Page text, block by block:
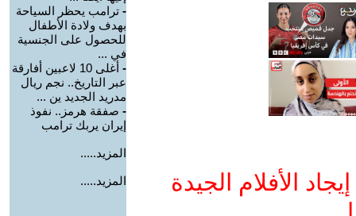
الأفلام الجيدة
- ترامب يحظر السياحة
بهدف ولادة الأطفال
للحصول على الجنسية
في ...
-
أغلى 10 لاعبين أفارقة
عبر التاريخ.. نجم ريال
مدريد الجديد ين ...
- صفقة هرمز.. نفوذ
إيران يربك ترامب
المزيد.....
المزيد.....